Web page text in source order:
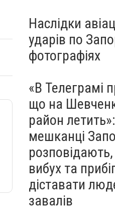
Наслідки
ударів по
фотографіях
«В Телеграмі
що на
район летить»:
мешканці
вибух та
діставати
завалів